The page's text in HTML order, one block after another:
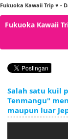
Fukuoka Kawaii Trip ♥ -
Fukuoka Kawaii
Salah satu kuil
Tenmangu"
maupun luar